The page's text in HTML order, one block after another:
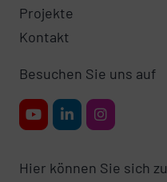
Projekte
Kontakt
Besuchen Sie uns auf
Hier können Sie sich zu